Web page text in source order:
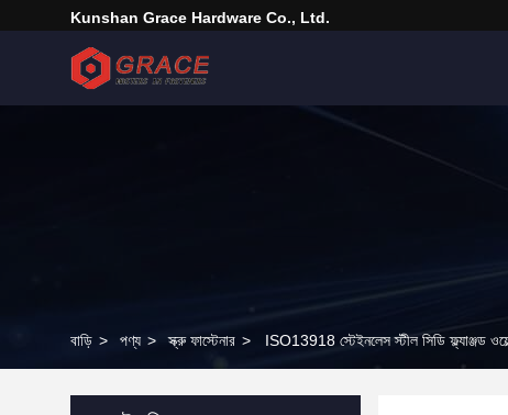
Kunshan Grace Hardware Co., Ltd.
বাড়ি > পণ্য > স্ক্রু ফাস্টেনার > ISO13918 স্টেইনলেস স্টীল সিডি ফ্ল্যাঞ্জড